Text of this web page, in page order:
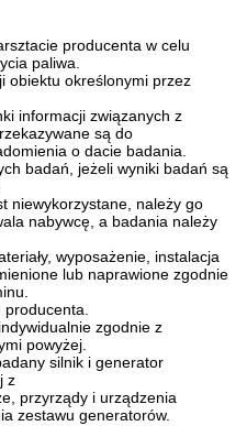
producenta w celu
paliwa.
obiektu określonymi przez
informacji związanych z
są do
o dacie badania.
badań, jeżeli wyniki badań są
niewykorzystane, należy go
nabywcę, a badania należy
wyposażenie, instalacja
lub naprawione zgodnie
zgodnie z
powyżej.
silnik i generator
z
przyrządy i urządzenia
zestawu generatorów.